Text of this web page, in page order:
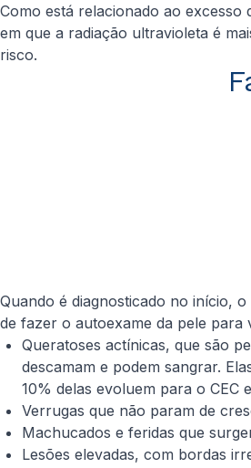
Como está relacionado ao
em que a radiação ultravioleta é
risco.
Quando é diagnosticado no início,
de fazer o autoexame da pele para
Queratoses actínicas, que são
descamam e podem sangrar.
10% delas evoluem para o CEC
Verrugas que não param de
Machucados e feridas que
Lesões elevadas, com bordas